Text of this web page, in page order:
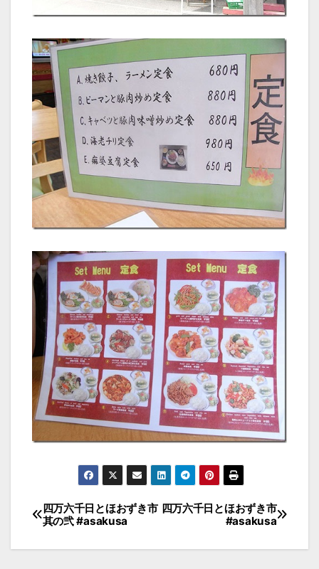
投
稿
ナ
四万六千日とほおずき市
#asakusa
四万六千日とほおずき市
其の弐 #asakusa